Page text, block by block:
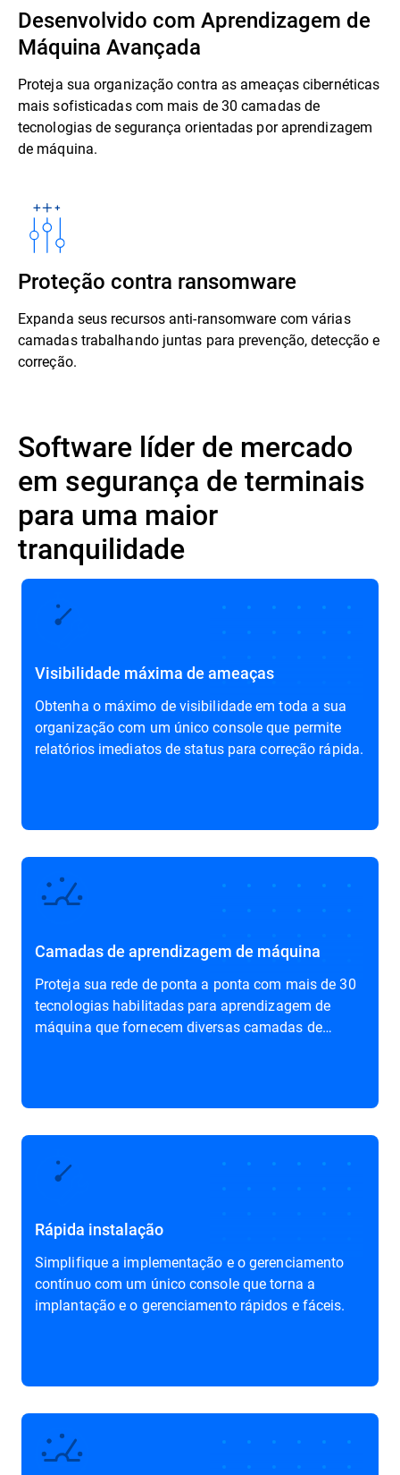
Desenvolvido com Aprendizagem de
Máquina Avançada
Proteja sua organização contra as ameaças cibernéticas
mais sofisticadas com mais de 30 camadas de
tecnologias de segurança orientadas por aprendizagem
de máquina.
Proteção contra ransomware
Expanda seus recursos anti-ransomware com várias
camadas trabalhando juntas para prevenção, detecção e
correção.
Software líder de mercado
em segurança de terminais
para uma maior
tranquilidade
Visibilidade máxima de ameaças
Obtenha o máximo de visibilidadeem toda a sua
organização com um único console que permite
relatórios imediatos de status para correção rápida.
Camadas de aprendizagem de máquina
Proteja sua rede de ponta a ponta com mais de 30
tecnologias habilitadas para aprendizagem de
máquina que fornecemdiversas camadas de
Rápida instalação
Simplifique a implementação e o gerenciamento
contínuo com um único console que torna a
implantação e o gerenciamento rápidos e fáceis.